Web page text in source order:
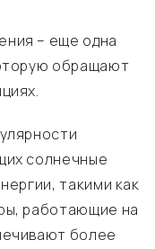
– еще одна
обращают
солнечные
такими как
работающие на
более